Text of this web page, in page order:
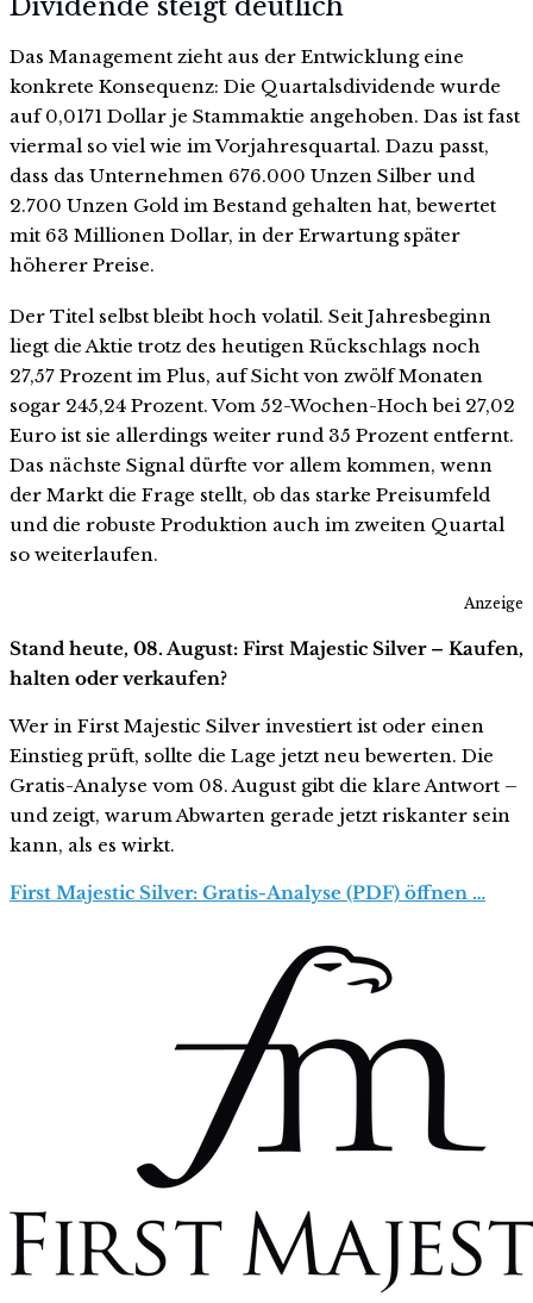
Das Management zieht aus der Entwicklung eine
konkrete Konsequenz: Die Quartalsdividende wurde
auf 0,0171 Dollar je Stammaktie angehoben. Das ist fast
viermal so viel wie im Vorjahresquartal. Dazu passt,
dass das Unternehmen 676.000 Unzen Silber und
2.700 Unzen Gold im Bestand gehalten hat, bewertet
mit 63 Millionen Dollar, in der Erwartung später
höherer Preise.
Der Titel selbst bleibt hoch volatil. Seit Jahresbeginn
liegt die Aktie trotz des heutigen Rückschlags noch
27,57 Prozent im Plus, auf Sicht von zwölf Monaten
sogar 245,24 Prozent. Vom 52-Wochen-Hoch bei 27,02
Euro ist sie allerdings weiter rund 35 Prozent entfernt.
Das nächste Signal dürfte vor allem kommen, wenn
der Markt die Frage stellt, ob das starke Preisumfeld
und die robuste Produktion auch im zweiten Quartal
so weiterlaufen.
Anzeige
Stand heute, 08. August: First Majestic Silver – Kaufen,
halten oder verkaufen?
Wer in First Majestic Silver investiert ist oder einen
Einstieg prüft, sollte die Lage jetzt neu bewerten. Die
Gratis-Analyse vom 08. August gibt die klare Antwort –
und zeigt, warum Abwarten gerade jetzt riskanter sein
kann, als es wirkt.
First Majestic Silver: Gratis-Analyse (PDF) öffnen …